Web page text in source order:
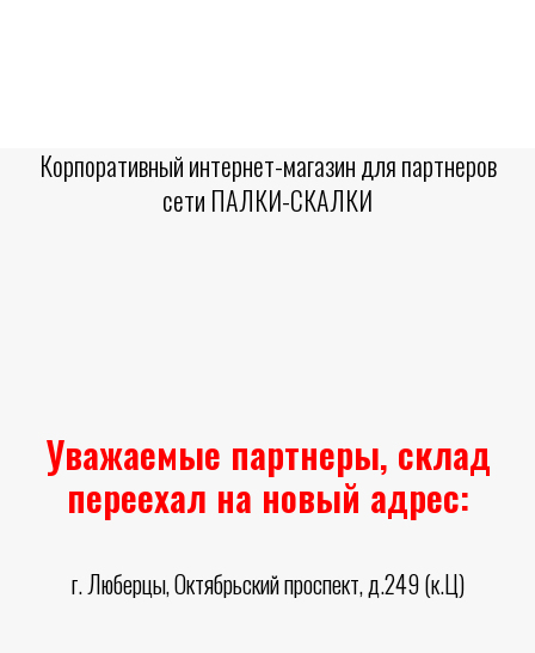
Корпоративный интернет-магазин для партнеров
сети ПАЛКИ-СКАЛКИ
Уважаемые партнеры, склад
переехал на новый адрес:
г. Люберцы, Октябрьский проспект, д.249 (к.Ц)